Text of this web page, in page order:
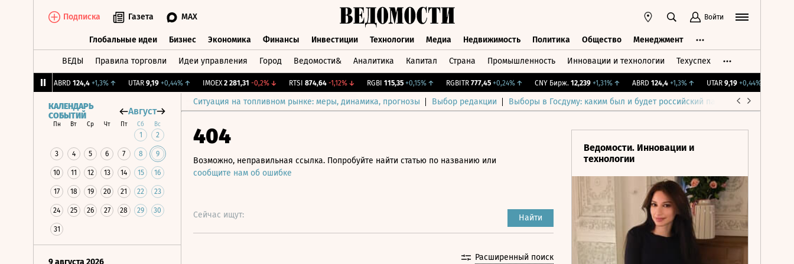
Подписка Газета MAX Войти
Глобальные идеи Бизнес Экономика Финансы Инвестиции Технологии Медиа Недвижимость Политика Общество Менеджмент
ВЕДЫ Правила торговли Идеи управления Город Ведомости& Аналитика Капитал Страна Промышленность Инновации и технологии Техуспех
ABRD 124,4 +1,3%↑ UTAR 9,19 +0,44%↑ IMOEX 2 281,31 -0,2%↓ RTSI 874,64 -1,12%↓ RGBI 115,35 +0,15%↑ RGBITR 777,45 +0,24%↑ CNY Бирж. 12,239 +1,31%↑ ABRD 124,4 +1,3%↑ UTAR 9,19 +0,44%↑
Ситуация на топливном рынке: меры, динамика, прогнозы Выбор редакции Выборы в Госдуму: каким был и будет российский парламент
КАЛЕНДАРЬ
СОБЫТИЙ
Август
Пн Вт Ср Чт Пт Сб Вс
1 2
3 4 5 6 7 8 9
10 11 12 13 14 15 16
17 18 19 20 21 22 23
24 25 26 27 28 29 30
31
9 августа 2026
404
Возможно, неправильная ссылка. Попробуйте найти статью по названию или
сообщите нам об ошибке
Сейчас ищут: Найти
Расширенный поиск
Ведомости. Инновации и
технологии